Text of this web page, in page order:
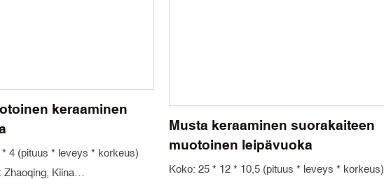
keraaminen
4 (pituus * leveys * korkeus)
Kiina
Musta keraaminen suorakaiteen
muotoinen leipävuoka
Koko: 25 * 12 * 10,5 (pituus * leveys * korkeus)